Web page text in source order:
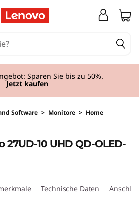
Sparen Sie bis zu 50%.
Jetzt kaufen
Software > Monitore > Home
27UD-10 UHD QD-OLED-
Technische Daten